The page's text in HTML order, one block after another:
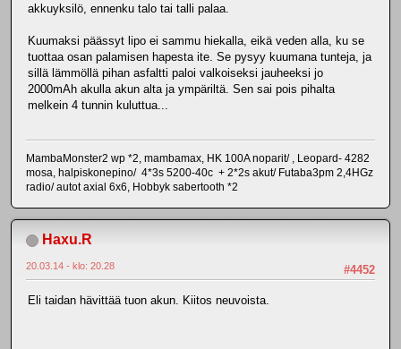
akkuyksilö, ennenku talo tai talli palaa.
Kuumaksi päässyt lipo ei sammu hiekalla, eikä veden alla, ku se
tuottaa osan palamisen hapesta ite. Se pysyy kuumana tunteja, ja
sillä lämmöllä pihan asfaltti paloi valkoiseksi jauheeksi jo
2000mAh akulla akun alta ja ympäriltä. Sen sai pois pihalta
melkein 4 tunnin kuluttua...
MambaMonster2 wp *2, mambamax, HK 100A noparit/ , Leopard- 4282
mosa, halpiskonepino/ 4*3s 5200-40c + 2*2s akut/ Futaba3pm 2,4HGz
radio/ autot axial 6x6, Hobbyk sabertooth *2
Haxu.R
#4452
20.03.14 - klo: 20.28
Eli taidan hävittää tuon akun. Kiitos neuvoista.